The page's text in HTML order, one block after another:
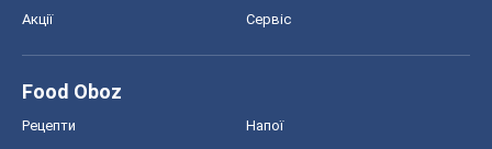
Акції Сервіс
Food Oboz
Рецепти Напої